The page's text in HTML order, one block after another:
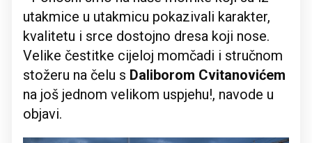
utakmice u utakmicu pokazivali karakter,
kvalitetu i srce dostojno dresa koji nose.
Velike čestitke cijeloj momčadi i stručnom
stožeru na čelu s Daliborom Cvitanovićem
na još jednom velikom uspjehu!, navode u
objavi.